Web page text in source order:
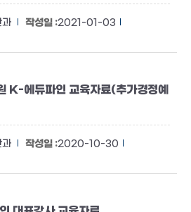
과
2021-01-03
에듀파인 교육자료(추가경정예
과
2020-10-30